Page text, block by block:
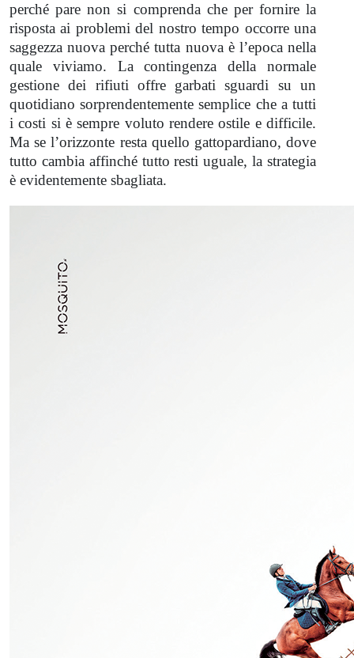
perché pare non si comprenda che per fornire la
risposta ai problemi del nostro tempo occorre una
saggezza nuova perché tutta nuova è l’epoca nella
quale viviamo. La contingenza della normale
gestione dei rifiuti offre garbati sguardi su un
quotidiano sorprendentemente semplice che a tutti
i costi si è sempre voluto rendere ostile e difficile.
Ma se l’orizzonte resta quello gattopardiano, dove
tutto cambia affinché tutto resti uguale, la strategia
è evidentemente sbagliata.